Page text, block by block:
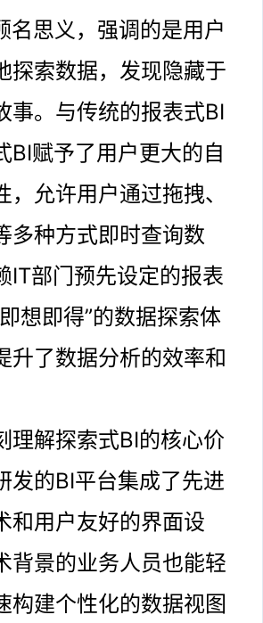
名思义，强调的是用户
探索数据，发现隐藏于
事。与传统的报表式BI
BI赋予了用户更大的自
，允许用户通过拖拽、
多种方式即时查询数
IT部门预先设定的报表
想即得”的数据探索体
升了数据分析的效率和
理解探索式BI的核心价
发的BI平台集成了先进
和用户友好的界面设
背景的业务人员也能轻
构建个性化的数据视图